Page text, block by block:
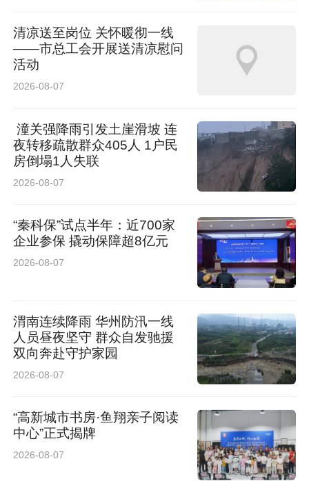
清凉送至岗位 关怀暖彻一线
——市总工会开展送清凉慰问
活动
2026-08-07
潼关强降雨引发土崖滑坡 连
夜转移疏散群众405人 1户民
房倒塌1人失联
2026-08-07
“秦科保”试点半年：近700家
企业参保 撬动保障超8亿元
2026-08-07
渭南连续降雨 华州防汛一线
人员昼夜坚守 群众自发驰援
双向奔赴守护家园
2026-08-07
“高新城市书房·鱼翔亲子阅读
中心”正式揭牌
2026-08-07